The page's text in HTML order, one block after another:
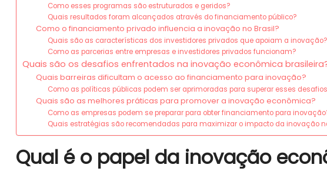
Como esses programas são estruturados e geridos?
Quais resultados foram alcançados através do financiamento público?
Como o financiamento privado influencia a inovação no Brasil?
Quais são as características dos investidores privados que apoiam a inovação?
Como as parcerias entre empresas e investidores privados funcionam?
Quais são os desafios enfrentados na inovação econômica
Quais barreiras dificultam o acesso ao financiamento para inovação?
Como as políticas públicas podem ser aprimoradas para superar esses
Quais são as melhores práticas para promover a inovação econômica?
Como as empresas podem se preparar para obter financiamento para
Quais estratégias são recomendadas para maximizar o impacto da inovação
Qual é o papel da inovação